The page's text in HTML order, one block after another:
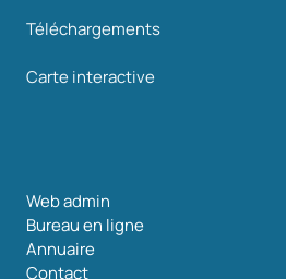
Téléchargements
Carte interactive
Web admin
Bureau en ligne
Annuaire
Contact